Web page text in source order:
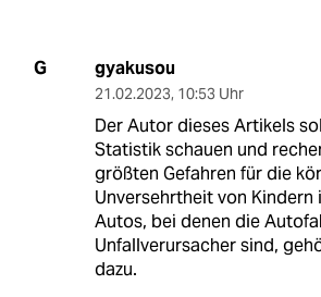
G gyakusou
21.02.2023, 10:53 Uhr
Der Autor dieses Artikels
Statistik schauen und
größten Gefahren für die
Unversehrtheit von Kindern
Autos, bei denen die
Unfallverursacher sind,
dazu.